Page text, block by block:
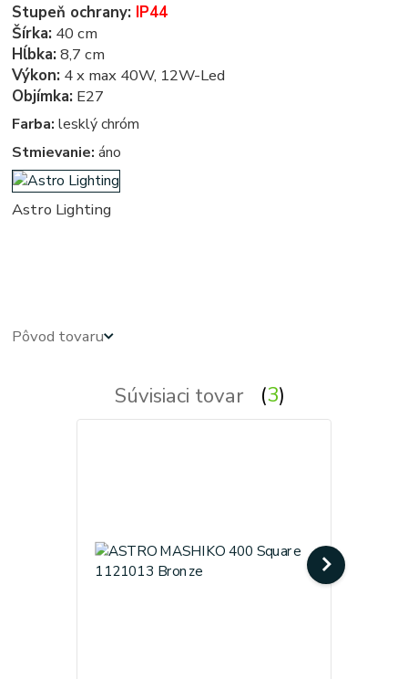
Stupeň ochrany: IP44
Šírka: 40 cm
Hĺbka: 8,7 cm
Výkon: 4 x max 40W, 12W-Led
Objímka: E27
Farba: lesklý chróm
Stmievanie: áno
Astro Lighting
Pôvod tovaru
Súvisiaci tovar 3